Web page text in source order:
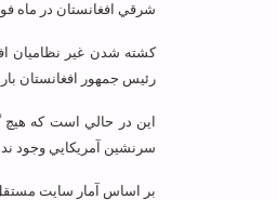
شرقي افغانستان در ماه فوريه 5 غير نظامي كشته شدند كه از اين تعداد 3 نفر
كشته شدن غير نظاميان
رئيس جمهور افغانستان
اين در حالي است كه هيچ
سرنشين آمريكايي وجود
بر اساس آمار سايت